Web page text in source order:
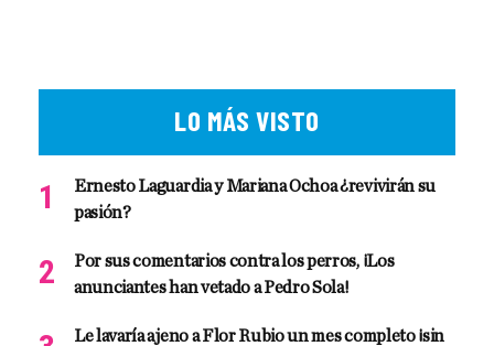
LO MÁS VISTO
Ernesto Laguardia y Mariana Ochoa ¿revivirán su
pasión?
Por sus comentarios contra los perros, ¡Los
anunciantes han vetado a Pedro Sola!
Le lavaría ajeno a Flor Rubio un mes completo ¡sin